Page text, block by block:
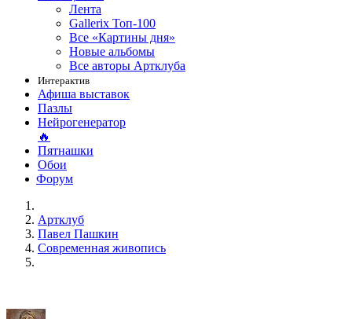
Лента
Gallerix Топ-100
Все «Картины дня»
Новые альбомы
Все авторы Артклуба
Интерактив
Афиша выставок
Пазлы
Нейрогенератор
🔥
Пятнашки
Обои
Форум
Артклуб
Павел Пашкин
Современная живопись